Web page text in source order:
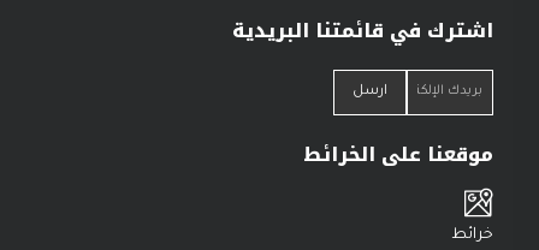
اشترك في قائمتنا البريدية
موقعنا على الخرائط
خرائط